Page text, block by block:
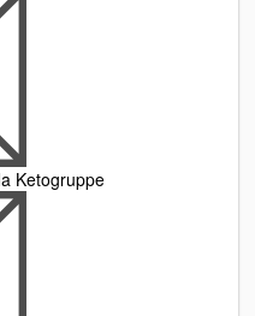
Ketogruppe